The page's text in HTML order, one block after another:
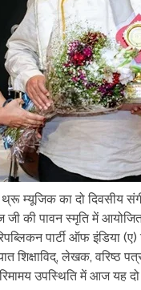
म्यूजिक का दो दिवसीय
जी की पावन स्मृति में
पार्टी ऑफ इंडिया (ए)
शिक्षाविद्, लेखक, वरिष्ठ
उपस्थिति में आज यह